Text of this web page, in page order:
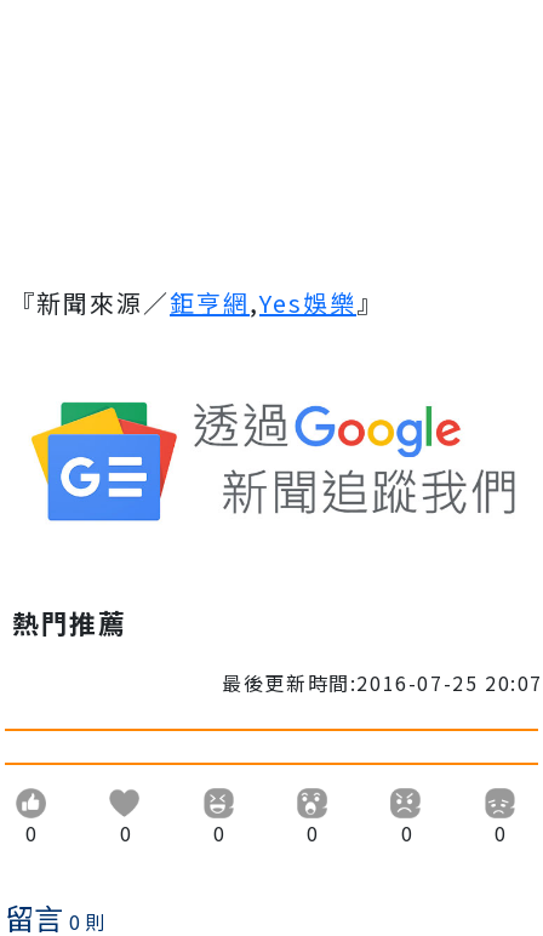
『新聞來源／鉅亨網,Yes娛樂』
熱門推薦
最後更新時間:2016-07-25 20:07
0 0 0 0 0 0